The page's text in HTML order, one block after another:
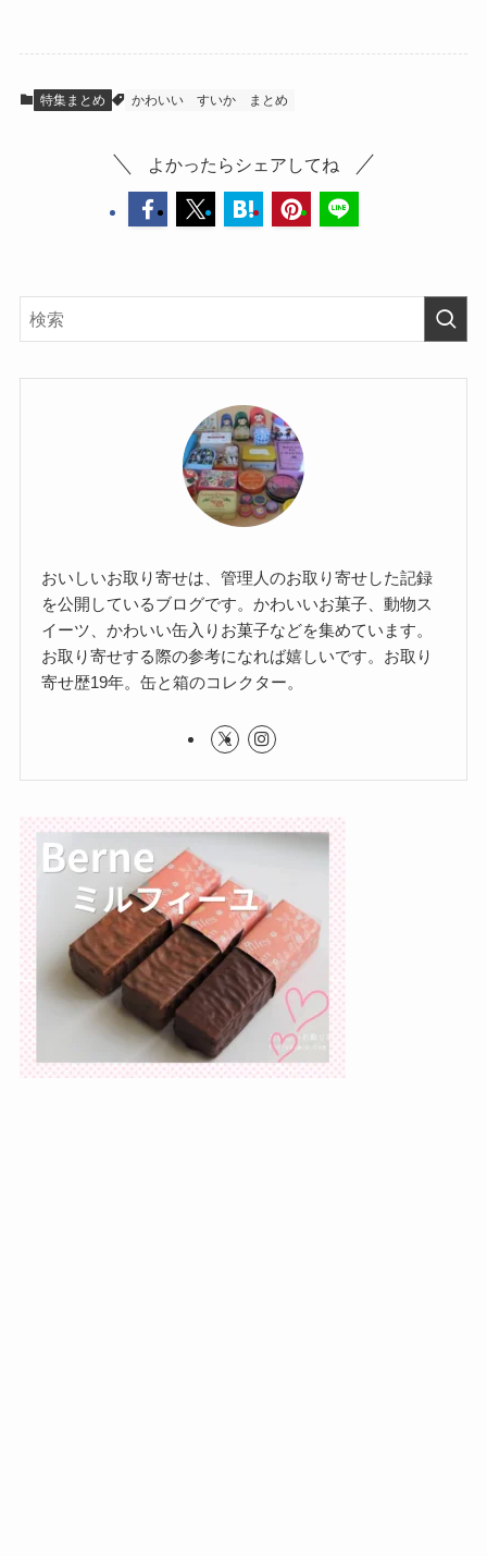
特集まとめ かわいい すいか まとめ
よかったらシェアしてね
おいしいお取り寄せは、管理人のお取り寄せした記録
を公開しているブログです。かわいいお菓子、動物ス
イーツ、かわいい缶入りお菓子などを集めています。
お取り寄せする際の参考になれば嬉しいです。お取り
寄せ歴19年。缶と箱のコレクター。